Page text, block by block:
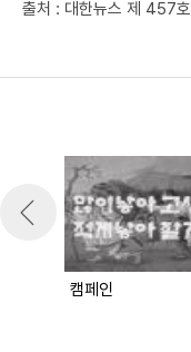
출처 : 대한뉴스 제 457호
캠페인